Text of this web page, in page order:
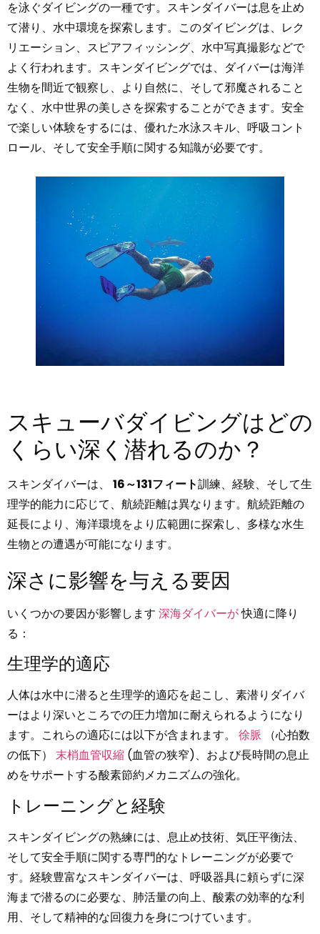
を泳ぐダイビングの一種です。スキンダイバーは息を止め
て潜り、水中環境を探索します。このダイビングは、レク
リエーション、スピアフィッシング、水中写真撮影などで
よく行われます。スキンダイビングでは、ダイバーは海洋
生物を間近で観察し、より自然に、そして邪魔されること
なく、水中世界の美しさを探索することができます。安全
で楽しい体験をするには、優れた水泳スキル、呼吸コント
ロール、そして安全手順に関する知識が必要です。
スキューバダイビングはどの
くらい深く潜れるのか？
スキンダイバーは、 16～131フィート訓練、経験、そして生
理学的能力に応じて、航続距離は異なります。航続距離の
延長により、海洋環境をより広範囲に探索し、多様な水生
生物との遭遇が可能になります。
深さに影響を与える要因
いくつかの要因が影響します 深海ダイバーが快適に降り
る：
生理学的適応
人体は水中に潜ると生理学的適応を起こし、素潜りダイバ
ーはより深いところでの圧力増加に耐えられるようになり
ます。これらの適応には以下が含まれます。 徐脈 （心拍数
の低下） 末梢血管収縮 (血管の狭窄)、および長時間の息止
めをサポートする酸素節約メカニズムの強化。
トレーニングと経験
スキンダイビングの熟練には、息止め技術、気圧平衡法、
そして安全手順に関する専門的なトレーニングが必要で
す。経験豊富なスキンダイバーは、呼吸器具に頼らずに深
海まで潜るのに必要な、肺活量の向上、酸素の効率的な利
用、そして精神的な回復力を身につけています。